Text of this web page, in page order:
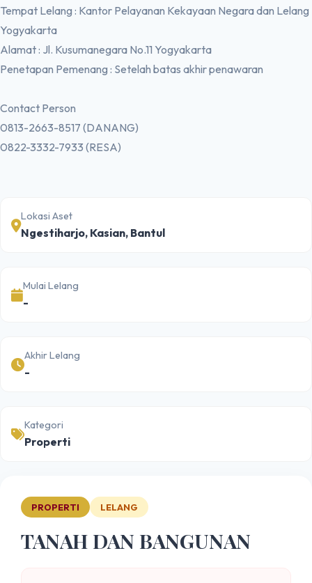
Tempat Lelang : Kantor Pelayanan Kekayaan Negara dan Lelang
Yogyakarta
Alamat : Jl. Kusumanegara No.11 Yogyakarta
Penetapan Pemenang : Setelah batas akhir penawaran
Contact Person
0813-2663-8517 (DANANG)
0822-3332-7933 (RESA)
Lokasi Aset
Ngestiharjo, Kasian, Bantul
Mulai Lelang
-
Akhir Lelang
-
Kategori
Properti
PROPERTI LELANG
TANAH DAN BANGUNAN